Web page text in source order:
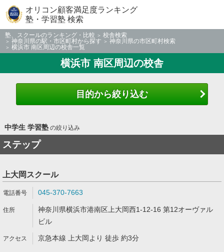
オリコン顧客満足度ランキング
塾・学習塾 検索
塾、スクールのランキング・比較
校舎検索
神奈川県の駅・市区町村から探す
神奈川県の市区町村検索
横浜市 南区周辺の校舎一覧
横浜市 南区周辺の校舎
目的から絞り込む
中学生 学習塾の絞り込み
ステップ
上大岡スクール
045-370-7663
神奈川県横浜市港南区上大岡西1-12-16 第12オーヴァル
ビル
京急本線 上大岡より 徒歩 約3分